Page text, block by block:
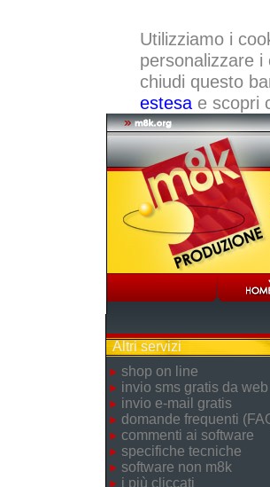
Utilizziamo i
personalizzare
chiudi questo
estesae scopri
Altri servizi
shop on line
invio sms gratis da web
invio e-mail gratis
domande frequenti
commenti ai software
specifiche tecniche
software non m8k
i più cliccati